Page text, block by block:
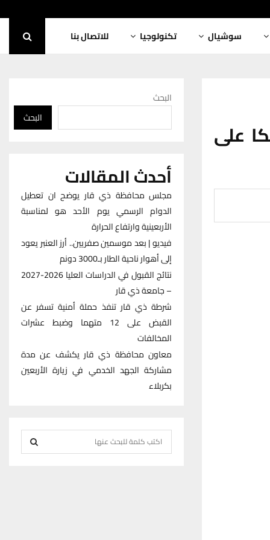
سوشيال تكنولوجيا للاتصال بنا
في ذي قار يوزّع 143 صكا على
البحث
البحث
أحدث المقالات
مجلس محافظة ذي قار يوضح ان تعطيل
الدوام الرسمي يوم الأحد هو لمناسبة
الأربعينية وارتفاع الحرارة
فيديو | بعد موسمين صفريين.. أرز العنبر يعود
إلى أهوار ناحية الطار بـ3000 دونم
نتائج القبول في الدراسات العليا 2026-2027
– جامعة ذي قار
شرطة ذي قار تنفذ حملة أمنية تسفر عن
القبض على 12 متهما وضبط عشرات
المخالفات
معاون محافظة ذي قار يكشف عن مدة
مشاركة الجهد الخدمي في زيارة الأربعين
بكربلاء
e